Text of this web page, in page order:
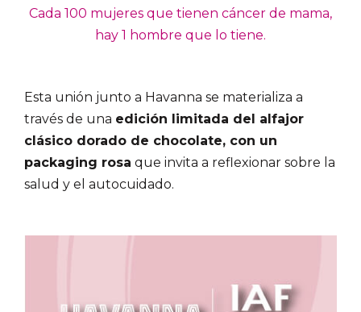
Cada 100 mujeres que tienen cáncer de mama,
hay 1 hombre que lo tiene.
Esta unión junto a Havanna se materializa a
través de una edición limitada del alfajor
clásico dorado de chocolate, con un
packaging rosa que invita a reflexionar sobre la
salud y el autocuidado.